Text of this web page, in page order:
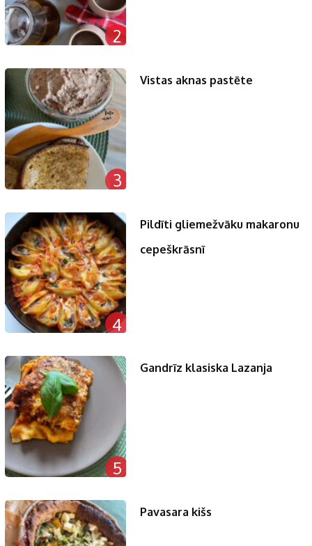
2
3
Vistas aknas pastēte
4
Pildīti gliemežvāku makaronu
cepeškrāsnī
5
Gandrīz klasiska Lazanja
Pavasara kišs